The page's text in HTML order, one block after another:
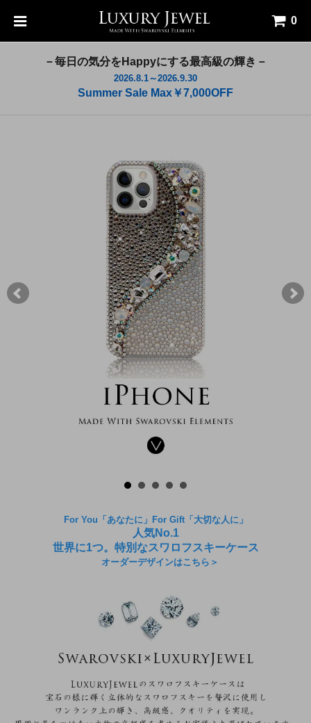
0
－毎日の気分をHappyにする最高級の輝き－
2026.8.1～2026.9.30
Summer Sale Max￥7,000OFF
For You「あなたに」For Gift「大切な人に」
人気No.1
世界に1つ。特別なスワロフスキーケース
オーダーデザインはこちら＞